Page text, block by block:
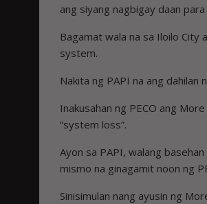
ang siyang nagbigay daan
Bagamat wala na sa Iloilo City
system.
Nakita ng PAPI na ang
Inakusahan ng PECO ang
“system loss”.
Ayon sa PAPI, walang
mismo na ginagamit noon ng
Sinisimulan nang ayusin ng